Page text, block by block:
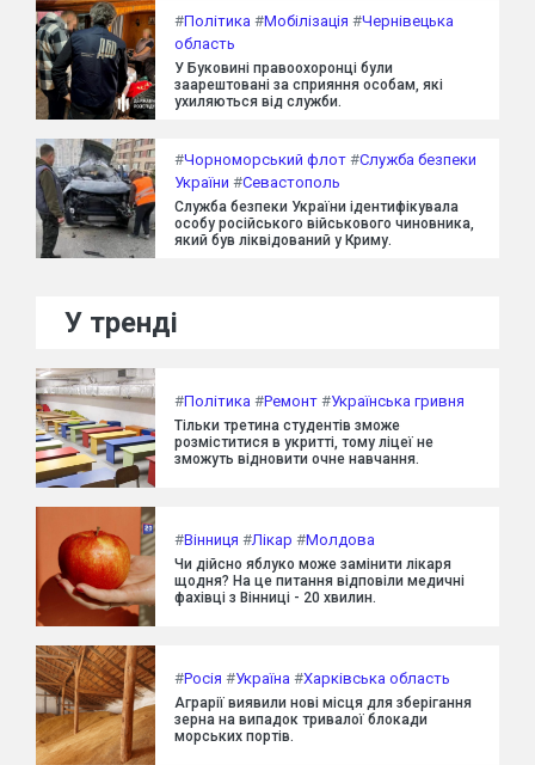
#Політика #Мобілізація #Чернівецька
область
У Буковині правоохоронці були
заарештовані за сприяння особам, які
ухиляються від служби.
#Чорноморський флот #Служба безпеки
України #Севастополь
Служба безпеки України ідентифікувала
особу російського військового чиновника,
який був ліквідований у Криму.
У тренді
#Політика #Ремонт #Українська гривня
Тільки третина студентів зможе
розміститися в укритті, тому ліцеї не
зможуть відновити очне навчання.
#Вінниця #Лікар #Молдова
Чи дійсно яблуко може замінити лікаря
щодня? На це питання відповіли медичні
фахівці з Вінниці - 20 хвилин.
#Росія #Україна #Харківська область
Аграрії виявили нові місця для зберігання
зерна на випадок тривалої блокади
морських портів.